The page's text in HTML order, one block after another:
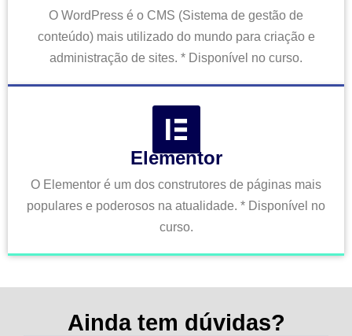
O WordPress é o CMS (Sistema de gestão de
conteúdo) mais utilizado do mundo para criação e
administração de sites. * Disponível no curso.
Elementor
O Elementor é um dos construtores de páginas mais
populares e poderosos na atualidade. * Disponível no
curso.
Ainda tem dúvidas?